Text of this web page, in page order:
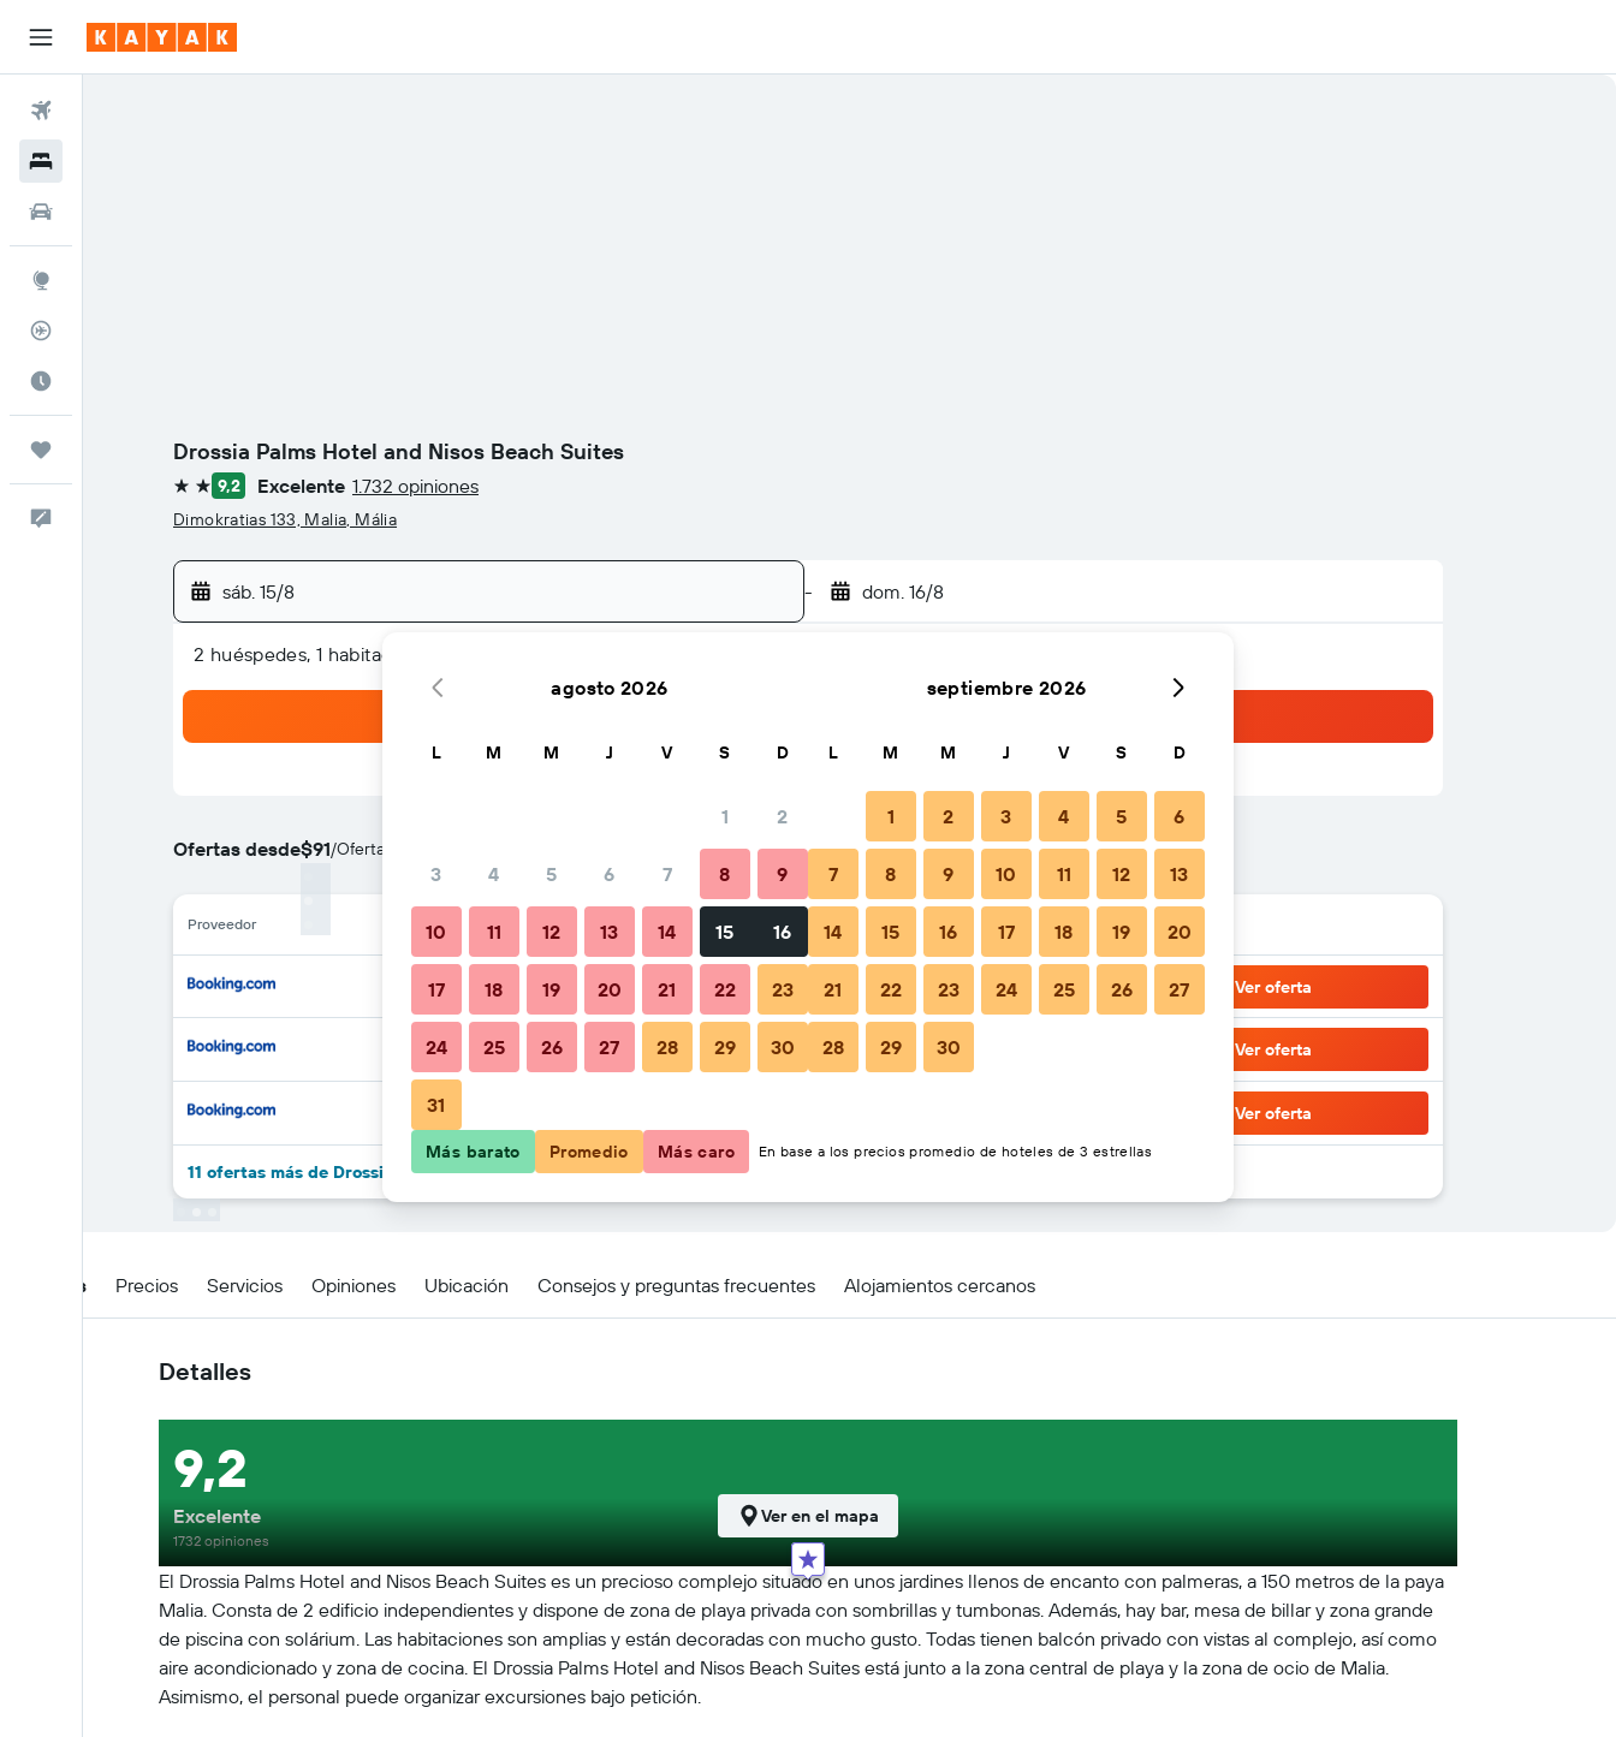
Comentarios
Drossia Palms Hotel and Nisos Beach Suites
2 estrellas
9,2 Excelente 1.732 opiniones
Dimokratias 133, Malia, Mália
sáb. 15/8 - dom. 16/8
2 huéspedes, 1 habitación
Ofertas desde$91/Oferta más barata de precio por noche
Proveedor Total noche
$91 Ver oferta
$104 Ver oferta
Ver oferta
11 ofertas más de Drossia Palms Hotel and Nisos Beach Suites
Detalles Precios Servicios Opiniones Ubicación Consejos y preguntas frecuentes Alojamientos cercanos
Detalles
El Drossia Palms Hotel and Nisos Beach Suites es un precioso complejo situado en unos jardines llenos de encanto con palmeras, a 150 metros de la paya
Malia. Consta de 2 edificio independientes y dispone de zona de playa privada con sombrillas y tumbonas. Además, hay bar, mesa de billar y zona grande
de piscina con solárium. Las habitaciones son amplias y están decoradas con mucho gusto. Todas tienen balcón privado con vistas al complejo, así como
aire acondicionado y zona de cocina. El Drossia Palms Hotel and Nisos Beach Suites está junto a la zona central de playa y la zona de ocio de Malia.
Asimismo, el personal puede organizar excursiones bajo petición.
9,2
Excelente
1732 opiniones
Ver en el mapa
agosto 2026
L M M J V S D
1 2
3 4 5 6 7 8 9
10 11 12 13 14 15 16
17 18 19 20 21 22 23
24 25 26 27 28 29 30
31
septiembre 2026
L M M J V S D
1 2 3 4 5 6
7 8 9 10 11 12 13
14 15 16 17 18 19 20
21 22 23 24 25 26 27
28 29 30
Más barato Promedio Más caro En base a los precios promedio de hoteles de 3 estrellas